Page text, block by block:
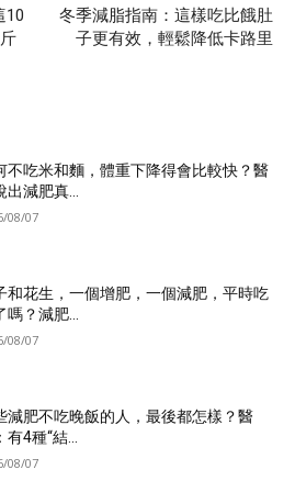
10
冬季減脂指南：這樣吃比餓肚
子更有效，輕鬆降低卡路里
不吃米和麵，體重下降得會比較快？醫
出減肥真...
08/07
和花生，一個增肥，一個減肥，平時吃
嗎？減肥...
08/07
減肥不吃晚飯的人，最後都怎樣？醫
有4種“結...
08/07